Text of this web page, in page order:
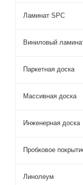
Ламинат SPC
Виниловый
Паркетная доска
Массивная доска
Инженерная доска
Пробковое
Линолеум